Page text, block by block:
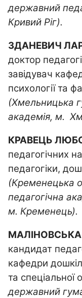
державний
Кривий Ріг).
ЗДАНЕВИЧ
доктор
завідувач
психології та
(Хмельницька
академія, м.
КРАВЕЦЬ
педагогічних
педагогіки,
(Кременецька
педагогічна
м. Кременець).
МАЛІНОВСЬКА
кандидат
кафедри
та спеціальної
державний